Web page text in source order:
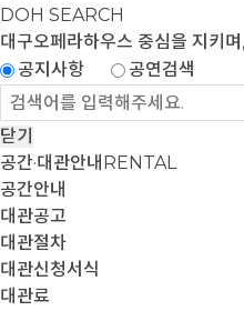
DOH SEARCH
대구오페라하우스 중심을 지키
공지사항
공연검색
닫기
공간·대관안내 RENTAL
공간안내
대관공고
대관절차
대관신청서식
대관료